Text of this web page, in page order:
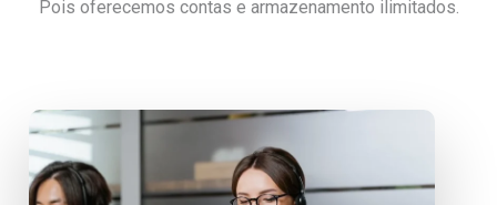
Pois oferecemos contas e armazenamento ilimitados.